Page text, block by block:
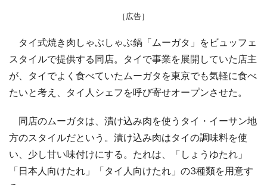
［広告］
タイ式焼き肉しゃぶしゃぶ鍋「ムーガタ」をビュッフェ
スタイルで提供する同店。タイで事業を展開していた店主
が、タイでよく食べていたムーガタを東京でも気軽に食べ
たいと考え、タイ人シェフを呼び寄せオープンさせた。
同店のムーガタは、漬け込み肉を使うタイ・イーサン地
方のスタイルだという。漬け込み肉はタイの調味料を使
い、少し甘い味付けにする。たれは、「しょうゆたれ」
「日本人向けたれ」「タイ人向けたれ」の3種類を用意す